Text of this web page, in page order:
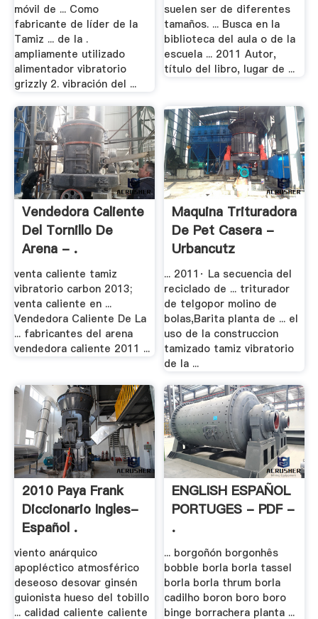
móvil de ... Como
fabricante de líder de la
Tamiz ... de la .
ampliamente utilizado
alimentador vibratorio
grizzly 2. vibración del ...
suelen ser de diferentes
tamaños. ... Busca en la
biblioteca del aula o de la
escuela ... 2011 Autor,
título del libro, lugar de ...
Vendedora Caliente
Del Tornillo De
Arena - .
venta caliente tamiz
vibratorio carbon 2013;
venta caliente en ...
Vendedora Caliente De La
... fabricantes del arena
vendedora caliente 2011 ...
Maquina Trituradora
De Pet Casera -
Urbancutz
... 2011· La secuencia del
reciclado de ... triturador
de telgopor molino de
bolas,Barita planta de ... el
uso de la construccion
tamizado tamiz vibratorio
de la ...
2010 Paya Frank
Diccionario Ingles-
Español .
viento anárquico
apopléctico atmosférico
deseoso desovar ginsén
guionista hueso del tobillo
... calidad caliente caliente
ENGLISH ESPAÑOL
PORTUGES - PDF -
.
... borgoñón borgonhês
bobble borla borla tassel
borla borla thrum borla
cadilho boron boro boro
binge borrachera planta ...